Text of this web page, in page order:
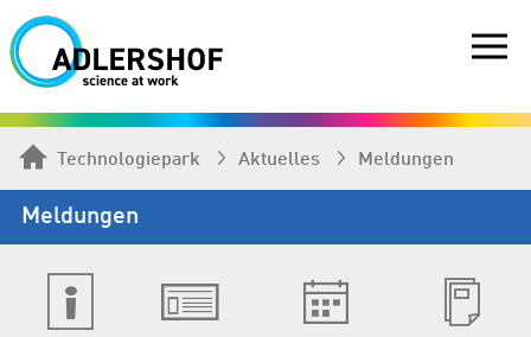
Technologiepark Aktuelles Meldungen
Meldungen